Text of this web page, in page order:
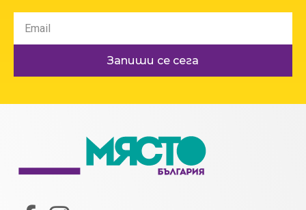
Запиши се сега